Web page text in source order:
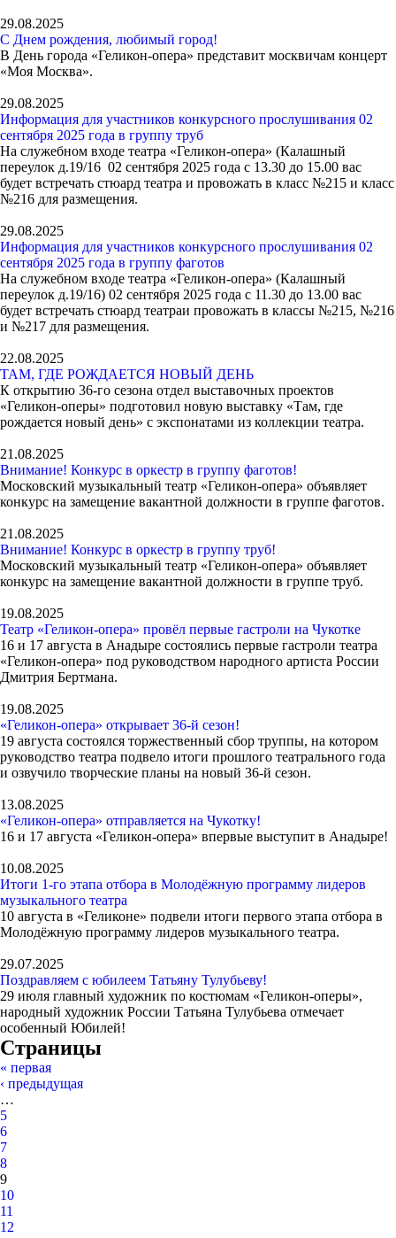
29.08.2025
С Днем рождения, любимый город!
В День города «Геликон-опера» представит москвичам концерт
«Моя Москва».
29.08.2025
Информация для участников конкурсного прослушивания 02
сентября 2025 года в группу труб
На служебном входе театра «Геликон-опера» (Калашный
переулок д.19/16 02 сентября 2025 года с 13.30 до 15.00 вас
будет встречать стюард театра и провожать в класс №215 и класс
№216 для размещения.
29.08.2025
Информация для участников конкурсного прослушивания 02
сентября 2025 года в группу фаготов
На служебном входе театра «Геликон-опера» (Калашный
переулок д.19/16) 02 сентября 2025 года с 11.30 до 13.00 вас
будет встречать стюард театраи провожать в классы №215, №216
и №217 для размещения.
22.08.2025
ТАМ, ГДЕ РОЖДАЕТСЯ НОВЫЙ ДЕНЬ
К открытию 36-го сезона отдел выставочных проектов
«Геликон-оперы» подготовил новую выставку «Там, где
рождается новый день» с экспонатами из коллекции театра.
21.08.2025
Внимание! Конкурс в оркестр в группу фаготов!
Московский музыкальный театр «Геликон-опера» объявляет
конкурс на замещение вакантной должности в группе фаготов.
21.08.2025
Внимание! Конкурс в оркестр в группу труб!
Московский музыкальный театр «Геликон-опера» объявляет
конкурс на замещение вакантной должности в группе труб.
19.08.2025
Театр «Геликон-опера» провёл первые гастроли на Чукотке
16 и 17 августа в Анадыре состоялись первые гастроли театра
«Геликон-опера» под руководством народного артиста России
Дмитрия Бертмана.
19.08.2025
«Геликон-опера» открывает 36-й сезон!
19 августа состоялся торжественный сбор труппы, на котором
руководство театра подвело итоги прошлого театрального года
и озвучило творческие планы на новый 36-й сезон.
13.08.2025
«Геликон-опера» отправляется на Чукотку!
16 и 17 августа «Геликон-опера» впервые выступит в Анадыре!
10.08.2025
Итоги 1-го этапа отбора в Молодёжную программу лидеров
музыкального театра
10 августа в «Геликоне» подвели итоги первого этапа отбора в
Молодёжную программу лидеров музыкального театра.
29.07.2025
Поздравляем с юбилеем Татьяну Тулубьеву!
29 июля главный художник по костюмам «Геликон-оперы»,
народный художник России Татьяна Тулубьева отмечает
особенный Юбилей!
Страницы
« первая
‹ предыдущая
…
5
6
7
8
9
10
11
12